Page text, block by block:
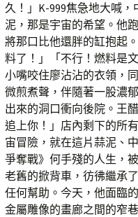
久！」K-999焦急地大喊
泥，那是宇宙的希望。他
將那口比他還胖的缸抱起
料了！」「不行！燃料是
小嘴咬住廖沾沾的衣領，
微煎煮聲，伴隨著一股濃
出來的洞口衝向後院。王
追上你！」店內剩下的所
宙冒險，就在這片蒜泥、
爭奪戰》何手殘的人生，
老舊的掀背車，彷彿繼承
任何幫助。今天，他面臨
金屬雕像的畫廊之間的窄